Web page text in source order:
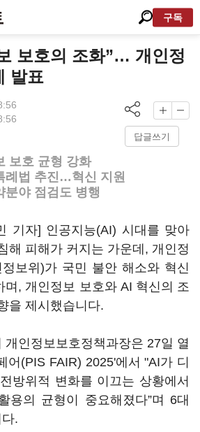
구독
보호의 조화”… 개인정
발표
답글쓰기
보호 균형 강화
례법 추진…혁신 지원
분야 점검도 병행
기자] 인공지능(AI) 시대를 맞아
해 피해가 커지는 가운데, 개인정
정보위)가 국민 불안 해소와 혁신
며, 개인정보 보호와 AI 혁신의 조
을 제시했습니다.
개인정보보호정책과장은 27일 열
어(PIS FAIR) 2025'에서 "AI가 디
방위적 변화를 이끄는 상황에서
용의 균형이 중요해졌다”며 6대
.